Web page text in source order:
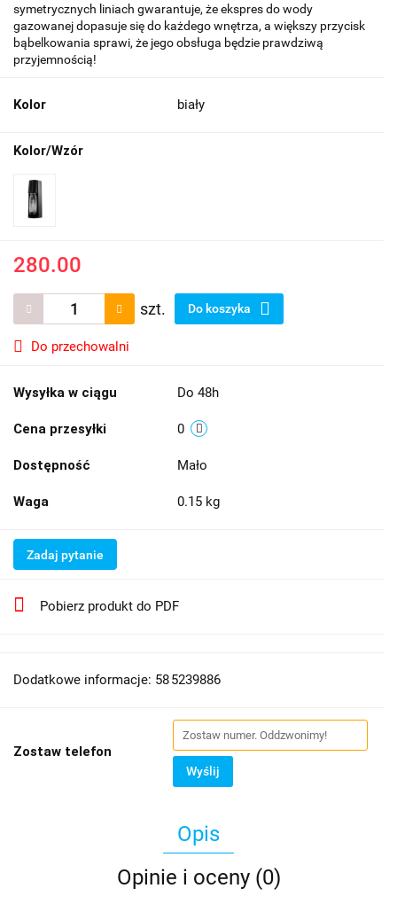
symetrycznych liniach gwarantuje, że ekspres do wody
gazowanej dopasuje się do każdego wnętrza, a większy przycisk
bąbelkowania sprawi, że jego obsługa będzie prawdziwą
przyjemnością!
Kolor biały
Kolor/Wzór
280.00
szt. Do koszyka
Do przechowalni
Wysyłka w ciągu Do 48h
Cena przesyłki 0
Dostępność Mało
Waga 0.15 kg
Zadaj pytanie
Pobierz produkt do PDF
Dodatkowe informacje: 58 5239886
Zostaw telefon
Wyślij
Opis
Opinie i oceny (0)